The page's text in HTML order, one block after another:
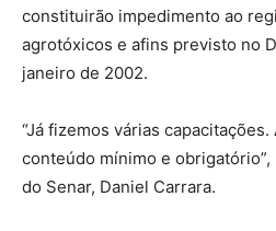
constituirão impedimento ao
agrotóxicos e afins previsto no
janeiro de 2002.
“Já fizemos várias
conteúdo mínimo e
do Senar, Daniel Carrara.